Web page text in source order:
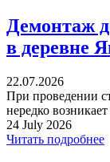
Демонтаж
в деревне
22.07.2026
При проведении
нередко
24 July 2026
Читать подробнее